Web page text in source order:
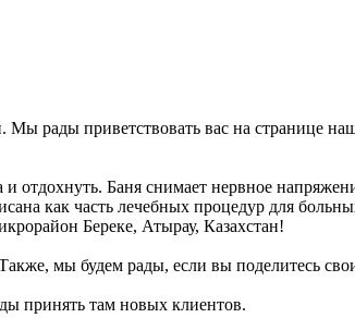
рады приветствовать вас на странице
Баня снимает нервное
как часть лечебных процедур для
Береке, Атырау, Казахстан!
мы будем рады, если вы поделитесь
принять там новых клиентов.